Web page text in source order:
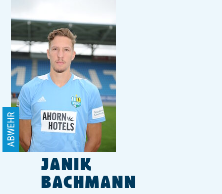
JANIK
BACHMANN
ABWEHR